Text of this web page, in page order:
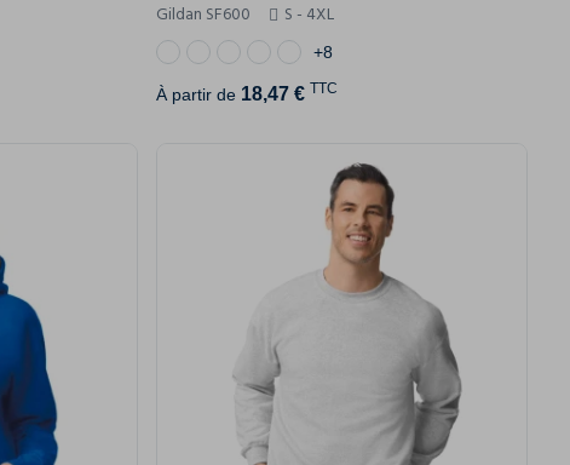
Gildan SF600 S - 4XL
+8
À partir de 18,47 € TTC